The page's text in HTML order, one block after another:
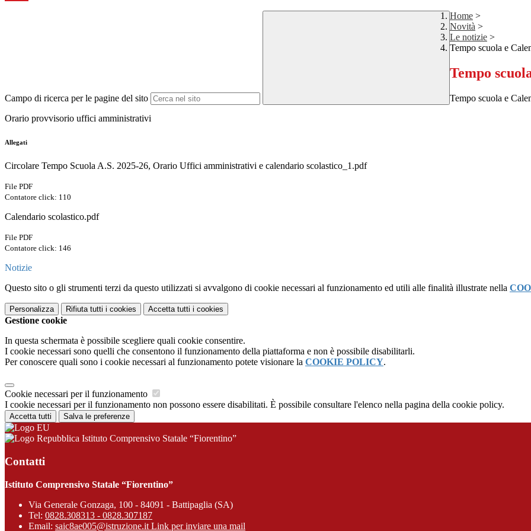
Campo di ricerca per le pagine del sito
Home >
Novità >
Le notizie >
Tempo scuola e
Tempo
Tempo scuola e
Orario provvisorio uffici amministrativi
Allegati
Circolare Tempo Scuola A.S. 2025-26, Orario Uffici amministrativi e calendario scolastico_1.pdf
File PDF
Contatore click: 110
Calendario scolastico.pdf
File PDF
Contatore click: 146
Notizie
Questo sito o gli strumenti terzi da questo utilizzati si avvalgono di cookie necessari al funzionamento ed utili alle finalità illustrate nella
Personalizza Rifiuta tutti i cookies Accetta tutti i cookies
Gestione cookie
In questa schermata è possibile scegliere quali cookie consentire.
I cookie necessari sono quelli che consentono il funzionamento della piattaforma e non è possibile disabilitarli.
Per conoscere quali sono i cookie necessari al funzionamento potete visionare la COOKIE POLICY.
Cookie necessari per il funzionamento
I cookie necessari per il funzionamento non possono essere disabilitati. È possibile consultare l'elenco nella pagina della cookie policy.
Accetta tutti Salva le preferenze
Istituto Comprensivo Statale “Fiorentino”
Contatti
Istituto Comprensivo Statale “Fiorentino”
Via Generale Gonzaga, 100 - 84091 - Battipaglia (SA)
Tel: 0828.308313 - 0828.307187
Email: saic8ae005@istruzione.it Link per inviare una mail